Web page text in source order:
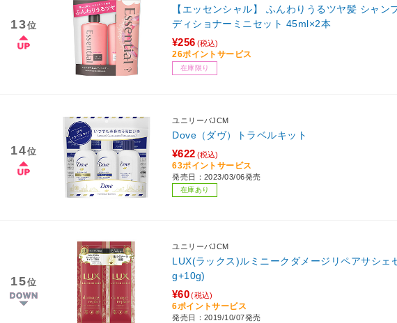
13位
【エッセンシャル】 ふんわりうるツヤ髪 シャン
ディショナーミニセット 45ml×2本
¥256 (税込)
26ポイントサービス
在庫限り
14位
ユニリーバJCM
Dove（ダヴ）トラベルキット
¥622 (税込)
63ポイントサービス
発売日：2023/03/06発売
在庫あり
15位
ユニリーバJCM
LUX(ラックス)ルミニークダメージリペアサシェ
g+10g)
¥60(税込)
6ポイントサービス
発売日：2019/10/07発売